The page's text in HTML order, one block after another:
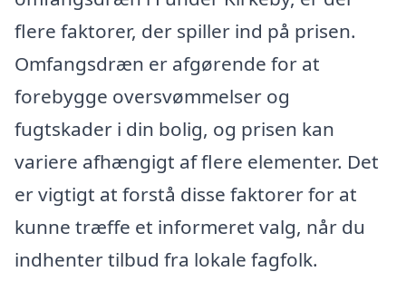
flere faktorer, der spiller ind på prisen.
Omfangsdræn er afgørende for at
forebygge oversvømmelser og
fugtskader i din bolig, og prisen kan
variere afhængigt af flere elementer. Det
er vigtigt at forstå disse faktorer for at
kunne træffe et informeret valg, når du
indhenter tilbud fra lokale fagfolk.